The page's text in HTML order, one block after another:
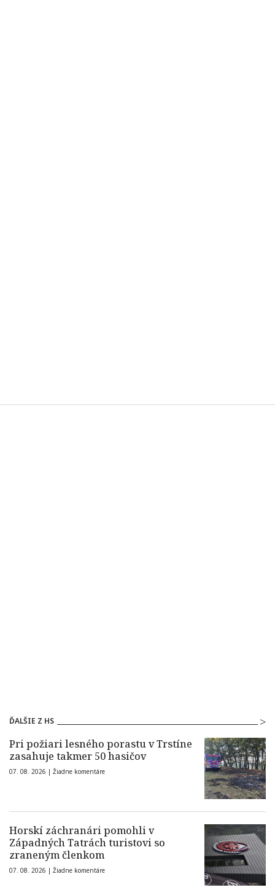
ĎALŠIE Z HS
Pri požiari lesného porastu v Trstíne
zasahuje takmer 50 hasičov
07. 08. 2026 | Žiadne komentáre
Horskí záchranári pomohli v
Západných Tatrách turistovi so
zraneným členkom
07. 08. 2026 | Žiadne komentáre